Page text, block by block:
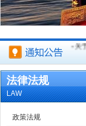
关
关
法律法规
LAW
政策法规